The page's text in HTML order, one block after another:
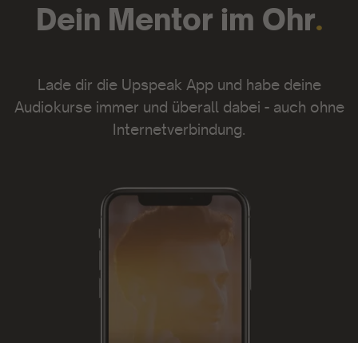
Dein Mentor im Ohr.
Lade dir die Upspeak App und habe deine
Audiokurse immer und überall dabei - auch ohne
Internetverbindung.